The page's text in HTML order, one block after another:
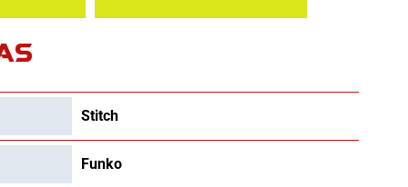
Stitch
Funko